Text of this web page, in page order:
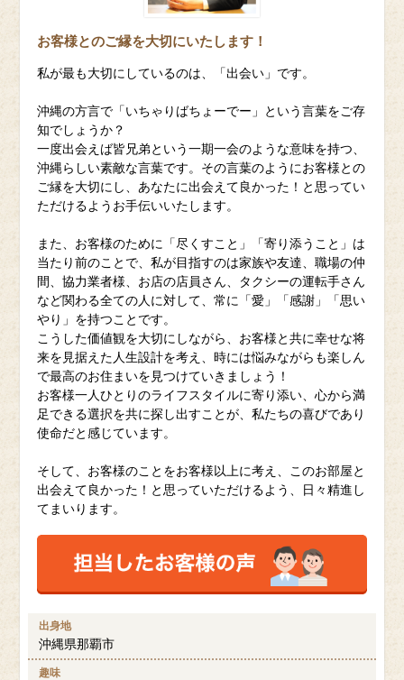
お客様とのご縁を大切にいたします！
私が最も大切にしているのは、「出会い」です。
沖縄の方言で「いちゃりばちょーでー」という言葉をご存
知でしょうか？
一度出会えば皆兄弟という一期一会のような意味を持つ、
沖縄らしい素敵な言葉です。その言葉のようにお客様との
ご縁を大切にし、あなたに出会えて良かった！と思ってい
ただけるようお手伝いいたします。
また、お客様のために「尽くすこと」「寄り添うこと」は
当たり前のことで、私が目指すのは家族や友達、職場の仲
間、協力業者様、お店の店員さん、タクシーの運転手さん
など関わる全ての人に対して、常に「愛」「感謝」「思い
やり」を持つことです。
こうした価値観を大切にしながら、お客様と共に幸せな将
来を見据えた人生設計を考え、時には悩みながらも楽しん
で最高のお住まいを見つけていきましょう！
お客様一人ひとりのライフスタイルに寄り添い、心から満
足できる選択を共に探し出すことが、私たちの喜びであり
使命だと感じています。
そして、お客様のことをお客様以上に考え、このお部屋と
出会えて良かった！と思っていただけるよう、日々精進し
てまいります。
出身地
沖縄県那覇市
趣味